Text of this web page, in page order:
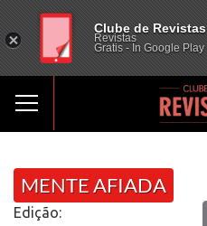
MENTE AFIADA
Edição:
Clube de Revistas
Revistas
Gratis - In Google Play